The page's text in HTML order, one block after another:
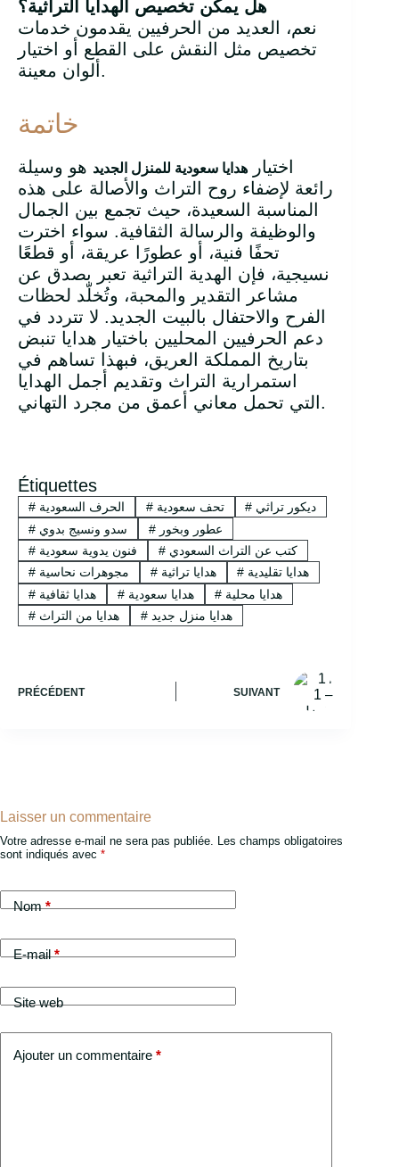
هل يمكن تخصيص الهدايا التراثية؟
نعم، العديد من الحرفيين يقدمون خدمات
تخصيص مثل النقش على القطع أو اختيار
ألوان معينة.
خاتمة
اختيار هدايا سعودية للمنزل الجديد هو وسيلة
رائعة لإضفاء روح التراث والأصالة على هذه
المناسبة السعيدة، حيث تجمع بين الجمال
والوظيفة والرسالة الثقافية. سواء اخترت
تحفًا فنية، أو عطورًا عريقة، أو قطعًا
نسيجية، فإن الهدية التراثية تعبر بصدق عن
مشاعر التقدير والمحبة، وتُخلّد لحظات
الفرح والاحتفال بالبيت الجديد. لا تتردد في
دعم الحرفيين المحليين باختيار هدايا تنبض
بتاريخ المملكة العريق، فبهذا تساهم في
استمرارية التراث وتقديم أجمل الهدايا
التي تحمل معاني أعمق من مجرد التهاني.
Étiquettes
# الحرف السعودية # تحف سعودية # ديكور تراثي
# سدو ونسيج بدوي # عطور وبخور
# فنون يدوية سعودية # كتب عن التراث السعودي
# مجوهرات نحاسية # هدايا تراثية # هدايا تقليدية
# هدايا ثقافية # هدايا سعودية # هدايا محلية
# هدايا من التراث # هدايا منزل جديد
PRÉCÉDENT SUIVANT
Laisser un commentaire
Votre adresse e-mail ne sera pas publiée. Les champs obligatoires
sont indiqués avec *
Nom*
E-mail*
Site web
Ajouter un commentaire *